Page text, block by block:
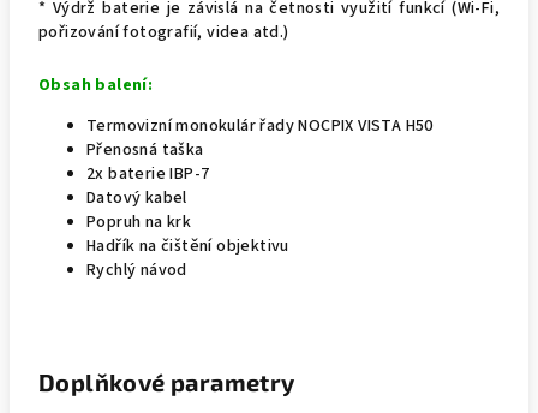
* Výdrž baterie je závislá na četnosti využití funkcí (Wi-Fi,
pořizování fotografií, videa atd.)
Obsah balení:
Termovizní monokulár řady NOCPIX VISTA H50
Přenosná taška
2x baterie IBP-7
Datový kabel
Popruh na krk
Hadřík na čištění objektivu
Rychlý návod
Doplňkové parametry